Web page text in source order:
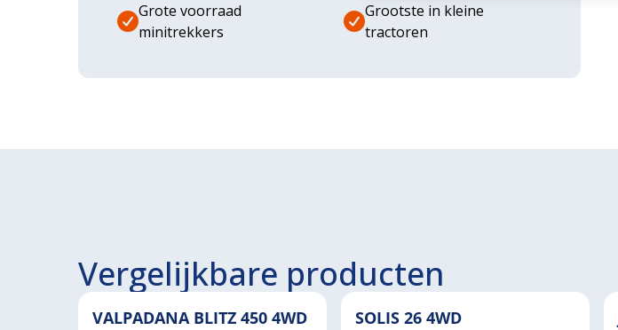
Grote voorraad
minitrekkers
Grootste in kleine
tractoren
Vergelijkbare producten
VALPADANA BLITZ 450 4WD SOLIS 26 4WD